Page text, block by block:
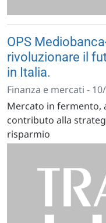
OPS
rivoluzionare il
in Italia.
Finanza e mercati -
Mercato in fermento,
contributo alla
risparmio